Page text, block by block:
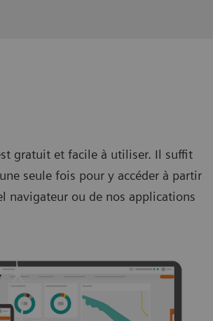
gratuit et facile à utiliser. Il suffit
seule fois pour y accéder à partir
navigateur ou de nos applications